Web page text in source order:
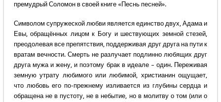
премудрый Соломон в своей книге «Песнь песней».
Символом супружеской любви является единство двух, Адама и
Евы, обращённых лицом к Богу и шествующих земной стезей,
преодолевая все препятствия, поддерживая друг друга на пути к
вратам вечности. Смерть не разлучает подлинно любящих друг
друга мужа и жену, и поэтому брак в идеале – один. Переживая
земную утрату любимого или любимой, христианин ощущает,
что любовь его по-прежнему изливается из глубины сердца и
обращена не в пустоту, не в небытие, но в молитву о том (или о